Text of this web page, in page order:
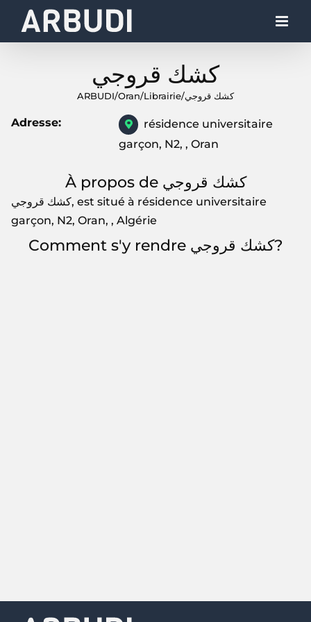
كشك قروجي
ARBUDI/Oran/Librairie/كشك قروجي
Adresse:
résidence universitaire
garçon, N2, , Oran
À propos de كشك قروجي
كشك قروجي, est situé à résidence universitaire
garçon, N2, Oran, , Algérie
Comment s'y rendre كشك قروجي?